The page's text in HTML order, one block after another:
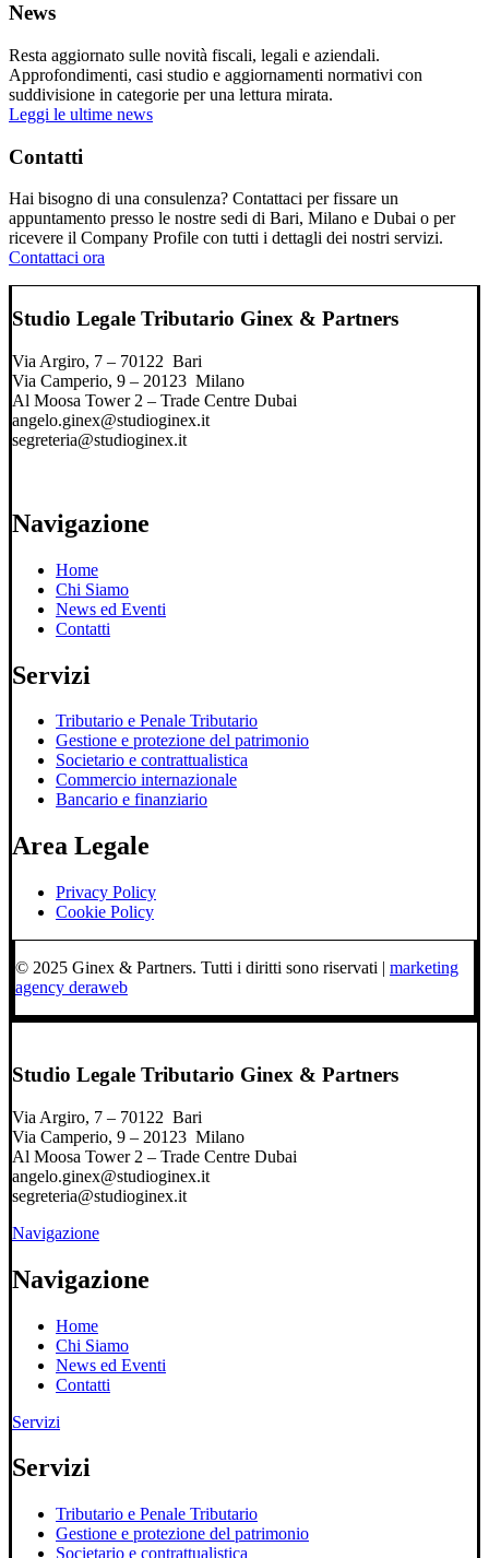
News
Resta aggiornato sulle novità fiscali, legali e aziendali.
Approfondimenti, casi studio e aggiornamenti normativi con
suddivisione in categorie per una lettura mirata.
Leggi le ultime news
Contatti
Hai bisogno di una consulenza? Contattaci per fissare un
appuntamento presso le nostre sedi di Bari, Milano e Dubai o per
ricevere il Company Profile con tutti i dettagli dei nostri servizi.
Contattaci ora
Studio Legale Tributario Ginex & Partners
Via Argiro, 7 – 70122 Bari
Via Camperio, 9 – 20123 Milano
Al Moosa Tower 2 – Trade Centre Dubai
angelo.ginex@studioginex.it
segreteria@studioginex.it
Navigazione
Home
Chi Siamo
News ed Eventi
Contatti
Servizi
Tributario e Penale Tributario
Gestione e protezione del patrimonio
Societario e contrattualistica
Commercio internazionale
Bancario e finanziario
Area Legale
Privacy Policy
Cookie Policy
© 2025 Ginex & Partners. Tutti i diritti sono riservati | marketing
agency deraweb
Studio Legale Tributario Ginex & Partners
Via Argiro, 7 – 70122 Bari
Via Camperio, 9 – 20123 Milano
Al Moosa Tower 2 – Trade Centre Dubai
angelo.ginex@studioginex.it
segreteria@studioginex.it
Navigazione
Navigazione
Home
Chi Siamo
News ed Eventi
Contatti
Servizi
Servizi
Tributario e Penale Tributario
Gestione e protezione del patrimonio
Societario e contrattualistica